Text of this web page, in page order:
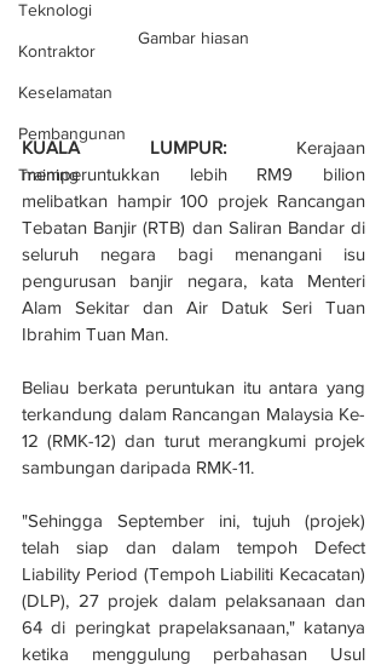
Teknologi
Kontraktor
Keselamatan
Pembangunan
Training
Gambar hiasan
KUALA LUMPUR: Kerajaan
memperuntukkan lebih RM9 bilion
melibatkan hampir 100 projek Rancangan
Tebatan Banjir (RTB) dan Saliran Bandar di
seluruh negara bagi menangani isu
pengurusan banjir negara, kata Menteri
Alam Sekitar dan Air Datuk Seri Tuan
Ibrahim Tuan Man.
Beliau berkata peruntukan itu antara yang
terkandung dalam Rancangan Malaysia Ke-
12 (RMK-12) dan turut merangkumi projek
sambungan daripada RMK-11.
"Sehingga September ini, tujuh (projek)
telah siap dan dalam tempoh Defect
Liability Period (Tempoh Liabiliti Kecacatan)
(DLP), 27 projek dalam pelaksanaan dan
64 di peringkat prapelaksanaan," katanya
ketika menggulung perbahasan Usul